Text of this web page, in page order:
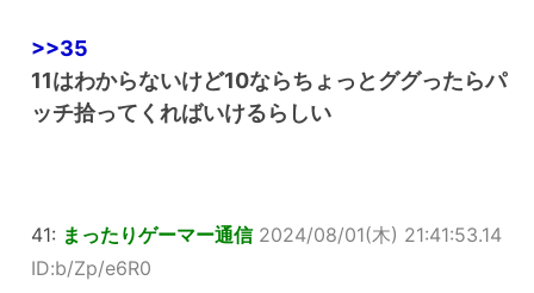
>>35
11はわからないけど10ならちょっとググったらパ
ッチ拾ってくればいけるらしい
41: まったりゲーマー通信 2024/08/01(木) 21:41:53.14
ID:b/Zp/e6R0